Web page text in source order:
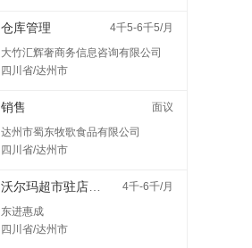
仓库管理
4千5-6千5/月
大竹汇辉奢商务信息咨询有限公司
四川省/达州市
销售
面议
达州市蜀东牧歌食品有限公司
四川省/达州市
4千-6千/月
东进惠成
四川省/达州市